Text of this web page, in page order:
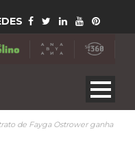
de Fayga Ostrower ganha